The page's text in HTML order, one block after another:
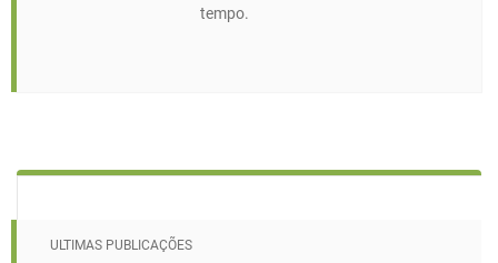
tempo.
ULTIMAS PUBLICAÇÕES